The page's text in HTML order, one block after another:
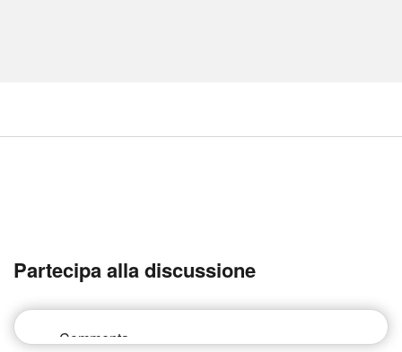
Partecipa alla discussione